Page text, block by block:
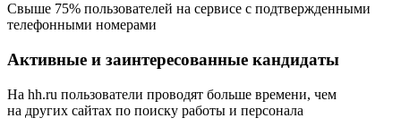
Свыше 75% пользователей на сервисе с подтвержденными
телефонными номерами
Активные и заинтересованные кандидаты
На hh.ru пользователи проводят больше времени, чем
на других сайтах по поиску работы и персонала